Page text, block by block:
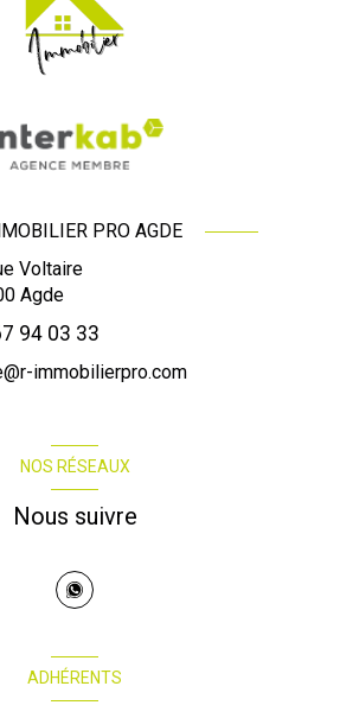
PRO AGDE
Voltaire
Agde
94 03 33
immobilierpro.com
NOS RÉSEAUX
Nous suivre
ADHÉRENTS